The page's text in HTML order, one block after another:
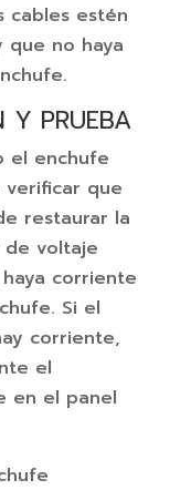
cables estén
no haya
Y PRUEBA
el enchufe
verificar que
restaurar la
voltaje
corriente
Si el
corriente,
el
en el panel